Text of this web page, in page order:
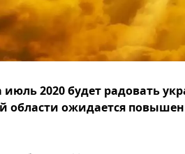
2020 будет радовать
области ожидается